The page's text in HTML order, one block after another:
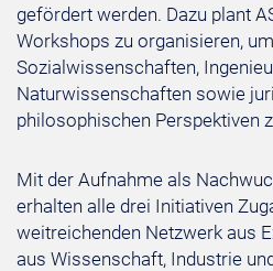
gefördert werden. Dazu plant
Workshops zu organisieren,
Sozialwissenschaften,
Naturwissenschaften sowie
philosophischen Perspektiven
Mit der Aufnahme als
erhalten alle drei Initiativen
weitreichenden Netzwerk aus
aus Wissenschaft, Industrie